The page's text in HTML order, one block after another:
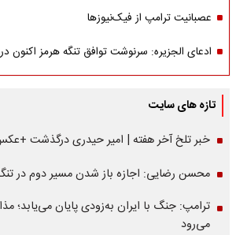
عصبانیت ترامپ از فیک‌نیوزها
ادعای الجزیره: سرنوشت توافق تنگه هرمز اکنون
تازه های سایت
خبر تلخ آخر هفته | امیر حیدری درگذشت
محسن رضایی: اجازه باز شدن مسیر دوم در
ترامپ: جنگ با ایران به‌زودی پایان می‌یابد؛
می‌رود